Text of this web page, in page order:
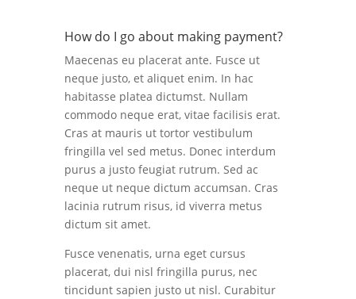
How do I go about making payment?
Maecenas eu placerat ante. Fusce ut
neque justo, et aliquet enim. In hac
habitasse platea dictumst. Nullam
commodo neque erat, vitae facilisis erat.
Cras at mauris ut tortor vestibulum
fringilla vel sed metus. Donec interdum
purus a justo feugiat rutrum. Sed ac
neque ut neque dictum accumsan. Cras
lacinia rutrum risus, id viverra metus
dictum sit amet.
Fusce venenatis, urna eget cursus
placerat, dui nisl fringilla purus, nec
tincidunt sapien justo ut nisl. Curabitur